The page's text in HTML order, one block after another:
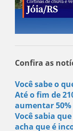
Confira as
Você sabe o
Até o fim de
aumentar 50%
Você sabia
acha que é